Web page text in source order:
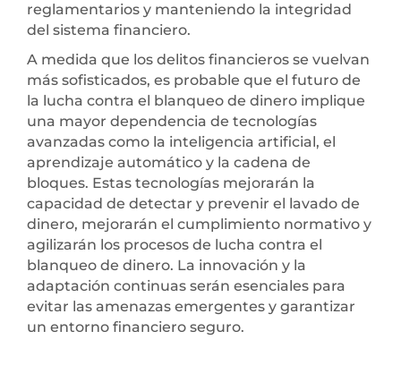
reglamentarios y manteniendo la integridad
del sistema financiero.
A medida que los delitos financieros se vuelvan
más sofisticados, es probable que el futuro de
la lucha contra el blanqueo de dinero implique
una mayor dependencia de tecnologías
avanzadas como la inteligencia artificial, el
aprendizaje automático y la cadena de
bloques. Estas tecnologías mejorarán la
capacidad de detectar y prevenir el lavado de
dinero, mejorarán el cumplimiento normativo y
agilizarán los procesos de lucha contra el
blanqueo de dinero. La innovación y la
adaptación continuas serán esenciales para
evitar las amenazas emergentes y garantizar
un entorno financiero seguro.